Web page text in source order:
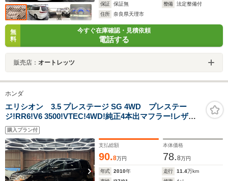
保証
保証無 整備
法定整備付
住所
奈良県天理市
無
料
今すぐ在庫確認・見積依頼
電話する
販売店： オートレッツ
ホンダ
エリシオン 3.5 プレステージ SG 4WD プレステー
ジ!RR6!V6 3500!VTEC!4WD!純正4本出マフラー!レザー
シート シートヒーター 純正ナビ リア席モニター
エンジンスターター スマートキー
購入プラン付
支払総額
90.8万円
本体価格
78.8万円
年式 2010年 走行 11.4万km